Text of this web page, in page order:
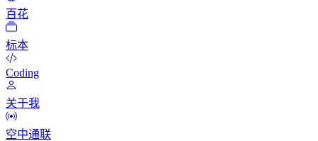
百花
标本
Coding
关于我
空中通联